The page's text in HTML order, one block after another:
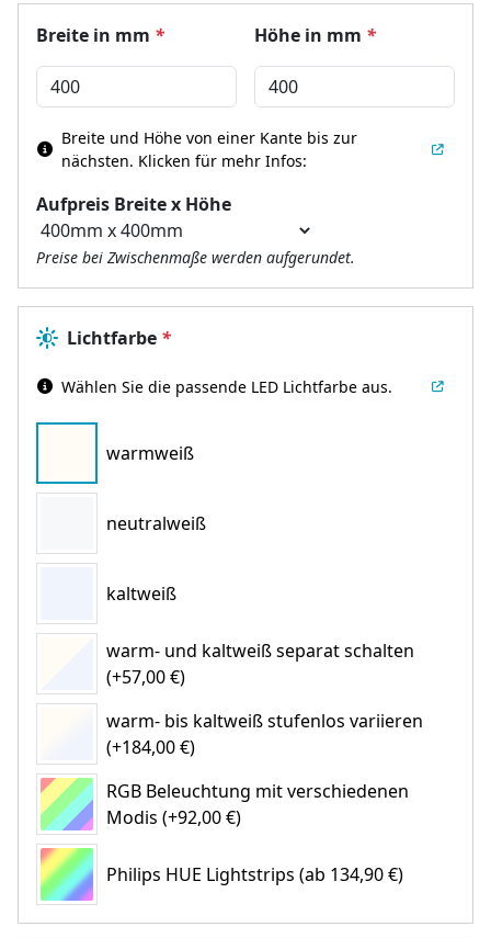
Breite in mm * Höhe in mm *
Aufpreis Breite x Höhe
Breite und Höhe von einer Kante bis zur
nächsten. Klicken für mehr Infos:
Preise bei Zwischenmaße werden aufgerundet.
Lichtfarbe *
Wählen Sie die passende LED Lichtfarbe aus.
warmweiß
neutralweiß
kaltweiß
warm- und kaltweiß separat schalten
(+57,00 €)
warm- bis kaltweiß stufenlos variieren
(+184,00 €)
RGB Beleuchtung mit verschiedenen
Modis (+92,00 €)
Philips HUE Lightstrips (ab 134,90 €)